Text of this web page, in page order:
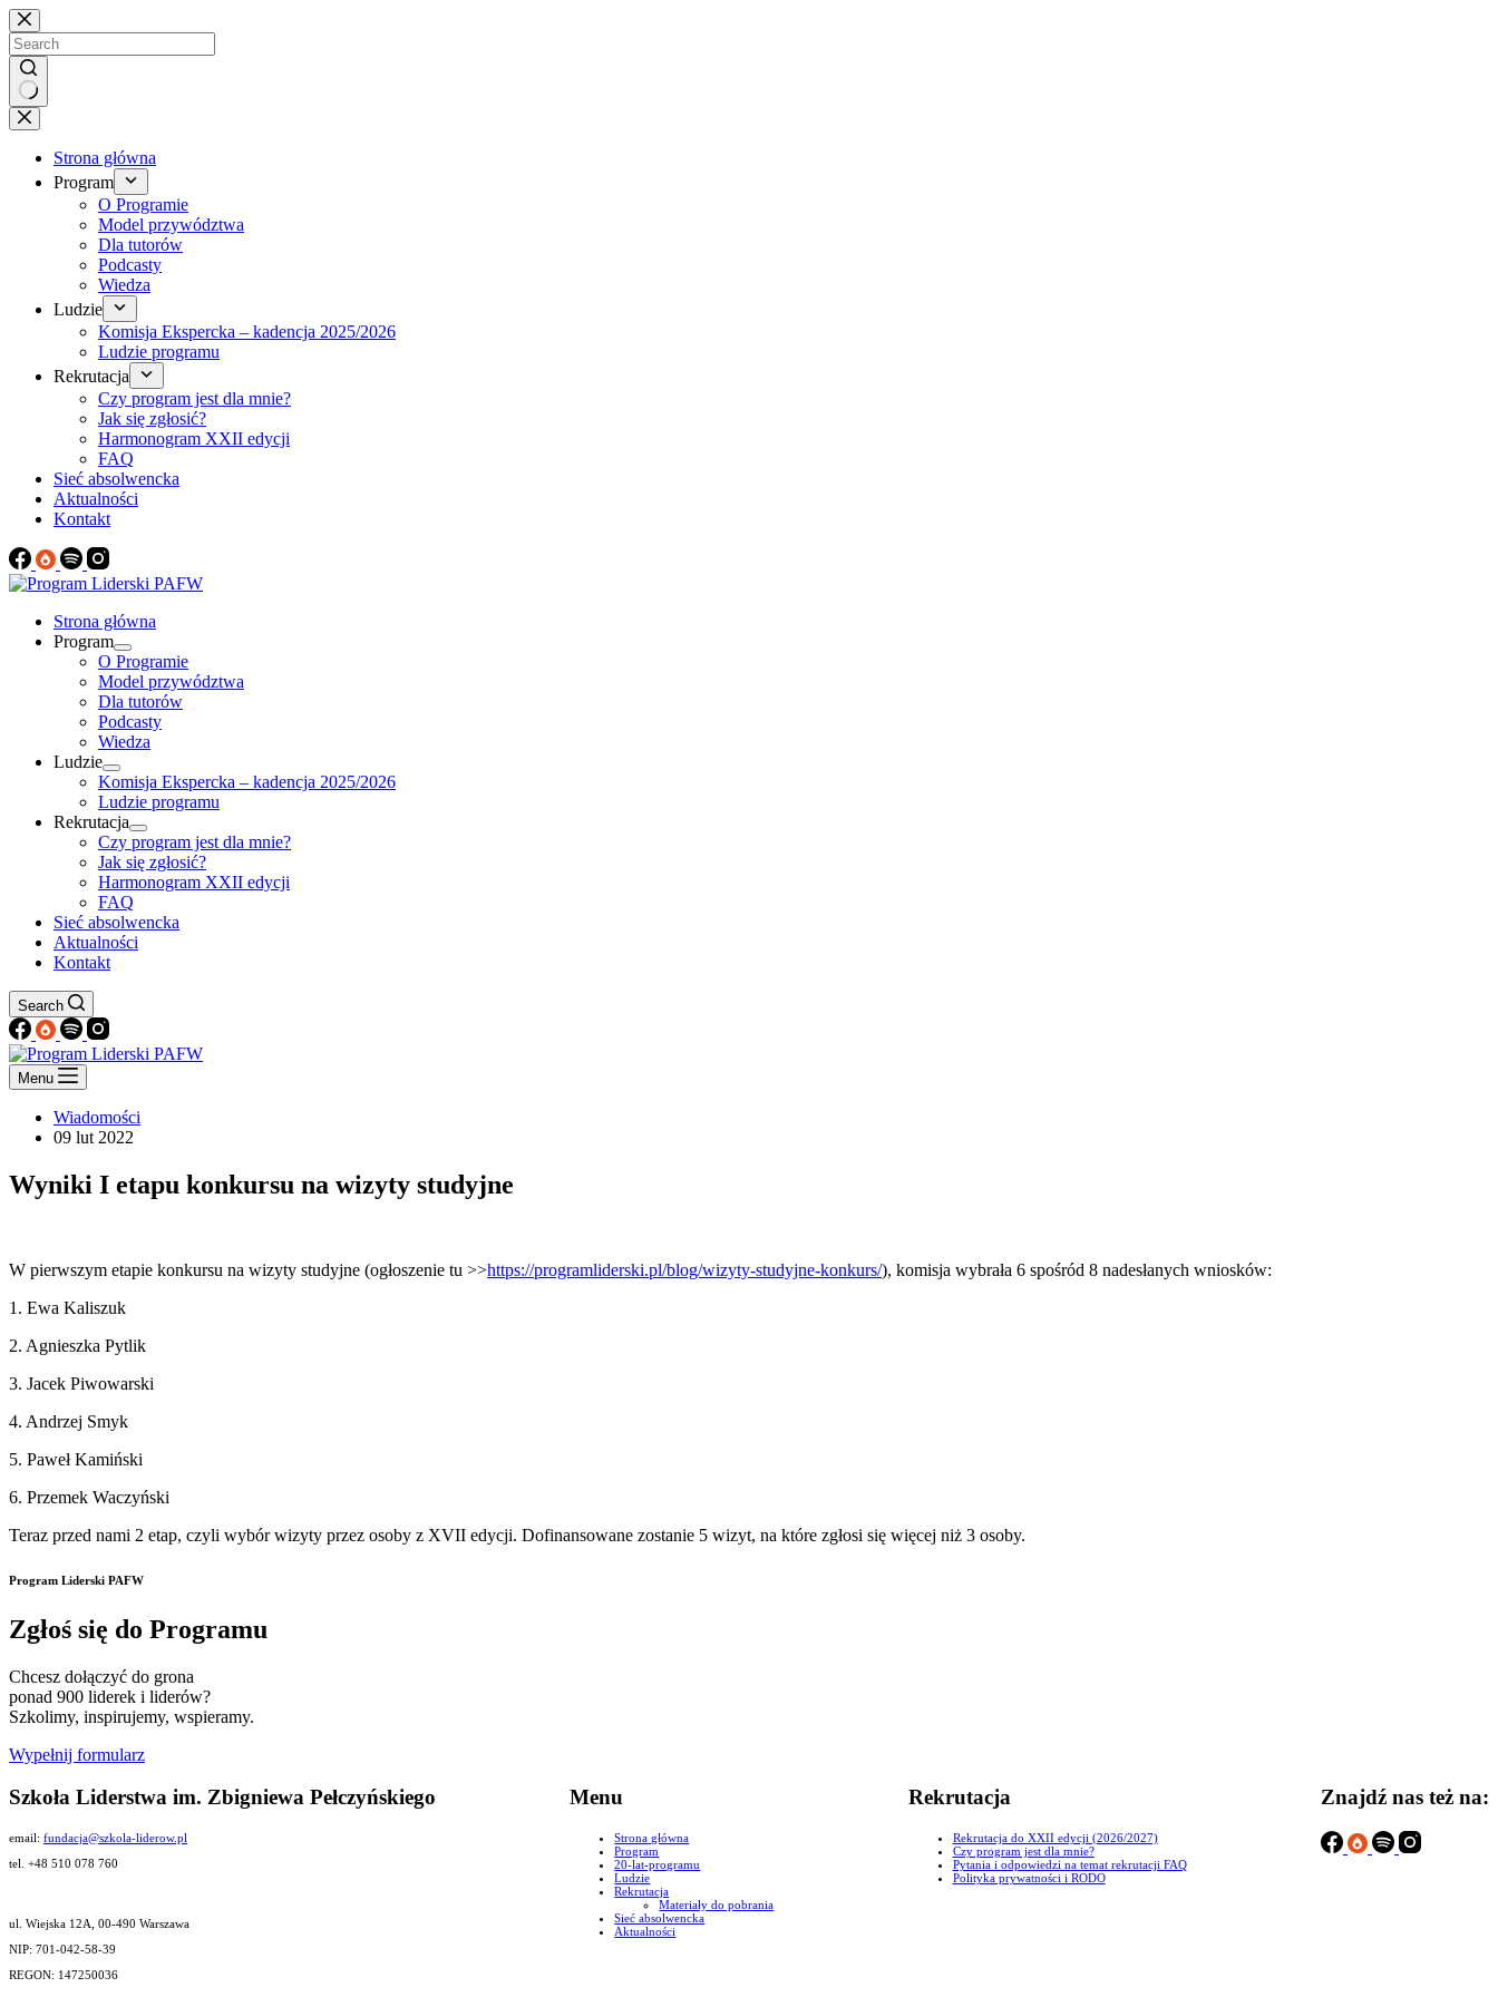
Brak
wyników
Strona główna
Program
O Programie
Model przywództwa
Dla tutorów
Podcasty
Wiedza
Ludzie
Komisja Ekspercka – kadencja 2025/2026
Ludzie programu
Rekrutacja
Czy program jest dla mnie?
Jak się zgłosić?
Harmonogram XXII edycji
FAQ
Sieć absolwencka
Aktualności
Kontakt
Strona główna
Program
O Programie
Model przywództwa
Dla tutorów
Podcasty
Wiedza
Ludzie
Komisja Ekspercka – kadencja 2025/2026
Ludzie programu
Rekrutacja
Czy program jest dla mnie?
Jak się zgłosić?
Harmonogram XXII edycji
FAQ
Sieć absolwencka
Aktualności
Kontakt
Search
Menu
Wiadomości
09 lut 2022
Wyniki I etapu konkursu na wizyty studyjne
W pierwszym etapie konkursu na wizyty studyjne (ogłoszenie tu >>https://programliderski.pl/blog/wizyty-studyjne-konkurs/), komisja wybrała 6 spośród 8 nadesłanych wniosków:
1. Ewa Kaliszuk
2. Agnieszka Pytlik
3. Jacek Piwowarski
4. Andrzej Smyk
5. Paweł Kamiński
6. Przemek Waczyński
Teraz przed nami 2 etap, czyli wybór wizyty przez osoby z XVII edycji. Dofinansowane zostanie 5 wizyt, na które zgłosi się więcej niż 3 osoby.
Program Liderski PAFW
Zgłoś się do Programu
Chcesz dołączyć do grona
ponad 900 liderek i liderów?
Szkolimy, inspirujemy, wspieramy.
Wypełnij formularz
Szkoła Liderstwa im. Zbigniewa Pełczyńskiego
email: fundacja@szkola-liderow.pl
tel. +48 510 078 760
ul. Wiejska 12A, 00-490 Warszawa
NIP: 701-042-58-39
REGON: 147250036
Menu
Strona główna
Program
20-lat-programu
Ludzie
Rekrutacja
Materiały do pobrania
Sieć absolwencka
Aktualności
Rekrutacja
Rekrutacja do XXII edycji (2026/2027)
Czy program jest dla mnie?
Pytania i odpowiedzi na temat rekrutacji FAQ
Polityka prywatności i RODO
Znajdź nas też na: